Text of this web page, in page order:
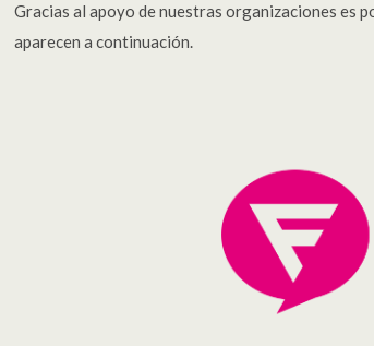
Gracias al apoyo de nuestras organizaciones es
aparecen a continuación.